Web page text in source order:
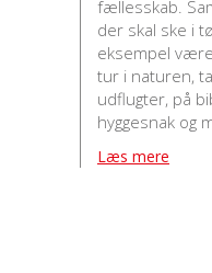
fællesskab.
der skal ske i
eksempel
tur i naturen,
udflugter, på
hyggesnak og
Læs mere